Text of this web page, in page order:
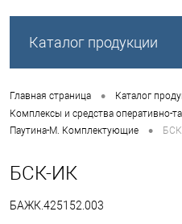
Каталог продукции
Главная страница • Каталог
Комплексы и средства оперативно-
Паутина-М. Комплектующие •
БСК-ИК
БАЖК.425152.003